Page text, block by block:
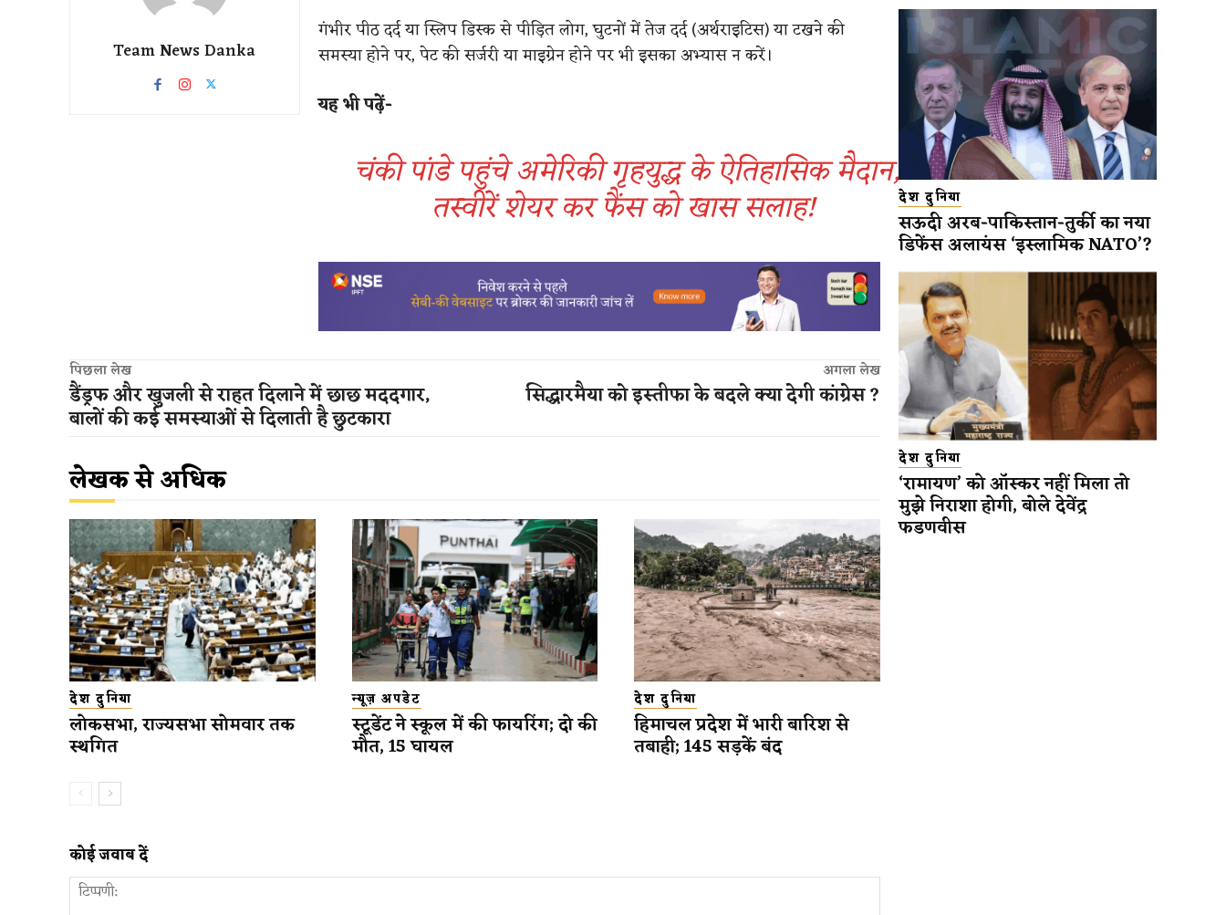
Team News Danka
गंभीर पीठ दर्द या स्लिप डिस्क से पीड़ित लोग, घुटनों में तेज दर्द (अर्थराइटिस) या टखने की
समस्या होने पर, पेट की सर्जरी या माइग्रेन होने पर भी इसका अभ्यास न करें।
यह भी पढ़ें-
चंकी पांडे पहुंचे अमेरिकी गृहयुद्ध के ऐतिहासिक मैदान,
तस्वीरें शेयर कर फैंस को खास सलाह!
पिछला लेख
डैंड्रफ और खुजली से राहत दिलाने में छाछ मददगार,
बालों की कई समस्याओं से दिलाती है छुटकारा
अगला लेख
सिद्धारमैया को इस्तीफा के बदले क्या देगी कांग्रेस ?
लेखक से अधिक
देश दुनिया
लोकसभा, राज्यसभा सोमवार तक
स्थगित
न्यूज़ अपडेट
स्टूडेंट ने स्कूल में की फायरिंग; दो की
मौत, 15 घायल
देश दुनिया
हिमाचल प्रदेश में भारी बारिश से
तबाही; 145 सड़कें बंद
कोई जवाब दें
देश दुनिया
सऊदी अरब-पाकिस्तान-तुर्की का नया
डिफेंस अलायंस ‘इस्लामिक NATO’?
देश दुनिया
‘रामायण’ को ऑस्कर नहीं मिला तो
मुझे निराशा होगी, बोले देवेंद्र
फडणवीस